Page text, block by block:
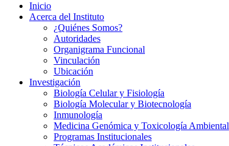
Inicio
Acerca del Instituto
¿Quiénes Somos?
Autoridades
Organigrama Funcional
Vinculación
Ubicación
Investigación
Biología Celular y Fisiología
Biología Molecular y Biotecnología
Inmunología
Medicina Genómica y Toxicología Ambiental
Programas Institucionales